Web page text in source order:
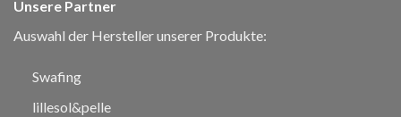
Unsere Partner
Auswahl der Hersteller unserer Produkte:
Swafing
lillesol&pelle